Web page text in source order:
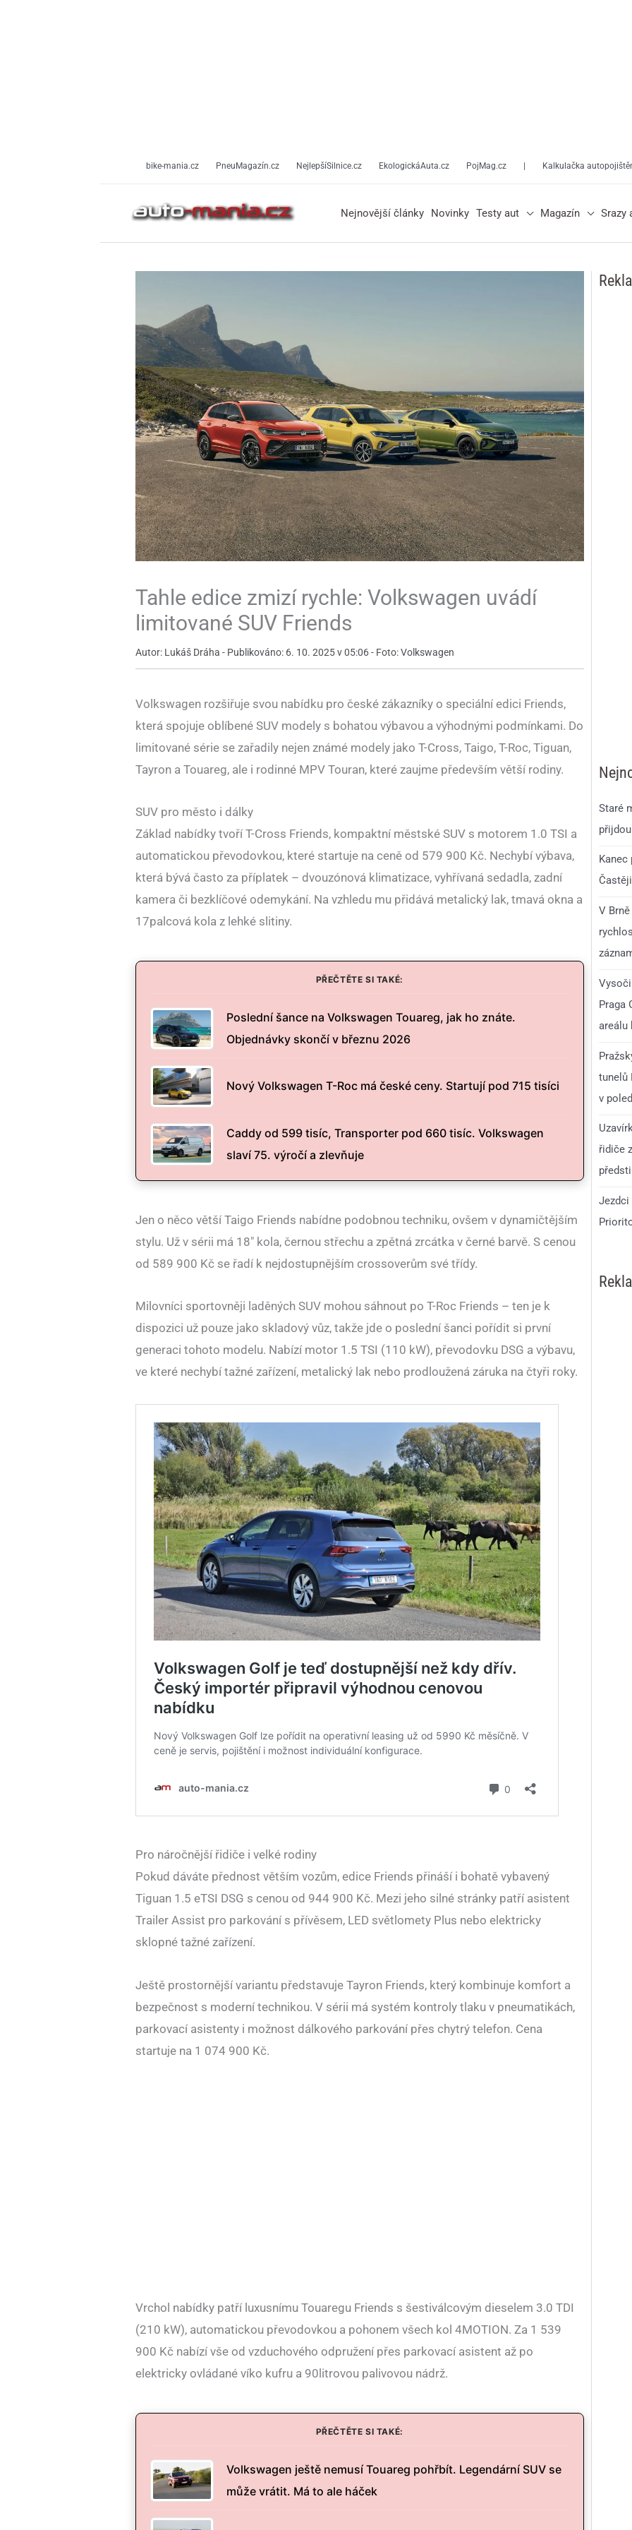
bike-mania.cz PneuMagazín.cz NejlepšíSilnice.cz EkologickáAuta.cz PojMag.cz Kalkulačka
Nejnovější články Novinky Testy aut Magazín Srazy
Tahle edice zmizí rychle: Volkswagen uvádí
limitované SUV Friends
Autor: Lukáš Dráha - Publikováno: 6. 10. 2025 v 05:06 - Foto: Volkswagen
Volkswagen rozšiřuje svou nabídku pro české zákazníky o speciální edici Friends,
která spojuje oblíbené SUV modely s bohatou výbavou a výhodnými podmínkami. Do
limitované série se zařadily nejen známé modely jako T-Cross, Taigo, T-Roc, Tiguan,
Tayron a Touareg, ale i rodinné MPV Touran, které zaujme především větší rodiny.
SUV pro město i dálky
Základ nabídky tvoří T-Cross Friends, kompaktní městské SUV s motorem 1.0 TSI a
automatickou převodovkou, které startuje na ceně od 579 900 Kč. Nechybí výbava,
která bývá často za příplatek – dvouzónová klimatizace, vyhřívaná sedadla, zadní
kamera či bezklíčové odemykání. Na vzhledu mu přidává metalický lak, tmavá okna a
17palcová kola z lehké slitiny.
PŘEČTĚTE SI TAKÉ:
Poslední šance na Volkswagen Touareg, jak ho znáte.
Objednávky skončí v březnu 2026
Nový Volkswagen T-Roc má české ceny. Startují pod 715 tisíci
Caddy od 599 tisíc, Transporter pod 660 tisíc. Volkswagen
slaví 75. výročí a zlevňuje
Jen o něco větší Taigo Friends nabídne podobnou techniku, ovšem v dynamičtějším
stylu. Už v sérii má 18″ kola, černou střechu a zpětná zrcátka v černé barvě. S cenou
od 589 900 Kč se řadí k nejdostupnějším crossoverům své třídy.
Milovníci sportovněji laděných SUV mohou sáhnout po T-Roc Friends – ten je k
dispozici už pouze jako skladový vůz, takže jde o poslední šanci pořídit si první
generaci tohoto modelu. Nabízí motor 1.5 TSI (110 kW), převodovku DSG a výbavu,
ve které nechybí tažné zařízení, metalický lak nebo prodloužená záruka na čtyři roky.
Pro náročnější řidiče i velké rodiny
Pokud dáváte přednost větším vozům, edice Friends přináší i bohatě vybavený
Tiguan 1.5 eTSI DSG s cenou od 944 900 Kč. Mezi jeho silné stránky patří asistent
Trailer Assist pro parkování s přívěsem, LED světlomety Plus nebo elektricky
sklopné tažné zařízení.
Ještě prostornější variantu představuje Tayron Friends, který kombinuje komfort a
bezpečnost s moderní technikou. V sérii má systém kontroly tlaku v pneumatikách,
parkovací asistenty i možnost dálkového parkování přes chytrý telefon. Cena
startuje na 1 074 900 Kč.
Vrchol nabídky patří luxusnímu Touaregu Friends s šestiválcovým dieselem 3.0 TDI
(210 kW), automatickou převodovkou a pohonem všech kol 4MOTION. Za 1 539
900 Kč nabízí vše od vzduchového odpružení přes parkovací asistent až po
elektricky ovládané víko kufru a 90litrovou palivovou nádrž.
PŘEČTĚTE SI TAKÉ:
Volkswagen ještě nemusí Touareg pohřbít. Legendární SUV se
může vrátit. Má to ale háček
Staré
V
Praga
areálu
tunelů
v
řidiče
Jezdci